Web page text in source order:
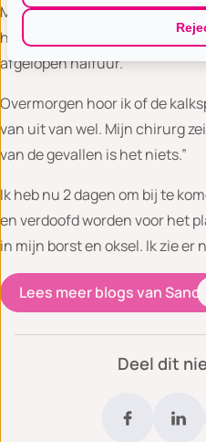
Mijn borst lijkt wel tijdelijk een
het geweld wat deze heeft
afgelopen halfuur.
Overmorgen hoor ik of de
van uit van wel. Mijn chirurg
van de gevallen is het niets.”
Ik heb nu 2 dagen om bij te
en verdoofd worden voor het
in mijn borst en oksel. Ik zie er
Lees meer blogs van
Deel dit